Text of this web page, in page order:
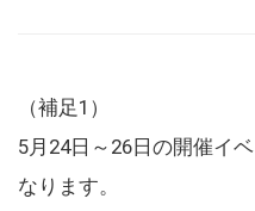
（補足1）
5月24日～26日の開催イ
なります。